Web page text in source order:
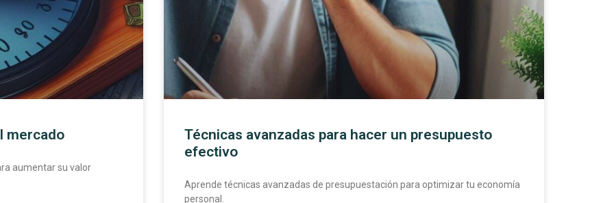
mercado
aumentar su valor
Técnicas avanzadas para hacer un presupuesto
efectivo
Aprende técnicas avanzadas de presupuestación para optimizar tu economía
personal.